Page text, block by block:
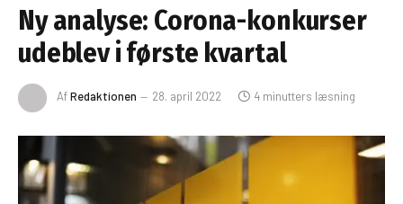
Ny analyse: Corona-konkurser
udeblev i første kvartal
AfRedaktionen 28. april 2022 4 minutters læsning